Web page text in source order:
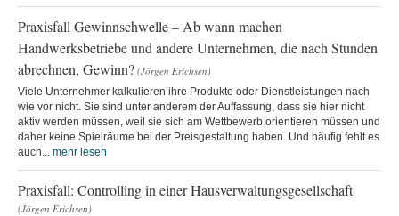
Praxisfall Gewinnschwelle – Ab wann machen
Handwerksbetriebe und andere Unternehmen, die nach Stunden
abrechnen, Gewinn? (Jörgen Erichsen)
Viele Unternehmer kalkulieren ihre Produkte oder Dienstleistungen nach
wie vor nicht. Sie sind unter anderem der Auffassung, dass sie hier nicht
aktiv werden müssen, weil sie sich am Wettbewerb orientieren müssen und
daher keine Spielräume bei der Preisgestaltung haben. Und häufig fehlt es
auch... mehr lesen
Praxisfall: Controlling in einer Hausverwaltungsgesellschaft
(Jörgen Erichsen)